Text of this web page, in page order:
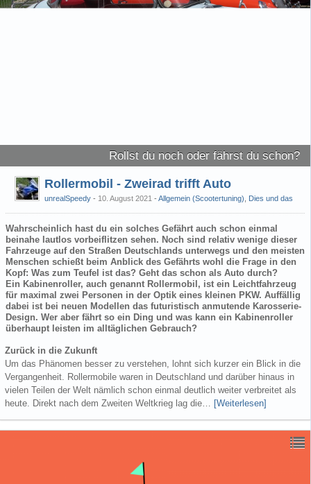
Rollst du noch oder fährst du schon?
Rollermobil - Zweirad trifft Auto
unrealSpeedy 10. August 2021 - Allgemein (Scootertuning) Dies und das
Wahrscheinlich hast du ein solches Gefährt auch schon einmal
beinahe lautlos vorbeiflitzen sehen. Noch sind relativ wenige dieser
Fahrzeuge auf den Straßen Deutschlands unterwegs und den meisten
Menschen schießt beim Anblick des Gefährts wohl die Frage in den
Kopf: Was zum Teufel ist das? Geht das schon als Auto durch?
Ein Kabinenroller, auch genannt Rollermobil, ist ein Leichtfahrzeug
für maximal zwei Personen in der Optik eines kleinen PKW. Auffällig
dabei ist bei neuen Modellen das futuristisch anmutende Karosserie-
Design. Wer aber fährt so ein Ding und was kann ein Kabinenroller
überhaupt leisten im alltäglichen Gebrauch?
Zurück in die Zukunft
Um das Phänomen besser zu verstehen, lohnt sich kurzer ein Blick in die
Vergangenheit. Rollermobile waren in Deutschland und darüber hinaus in
vielen Teilen der Welt nämlich schon einmal deutlich weiter verbreitet als
heute. Direkt nach dem Zweiten Weltkrieg lag die… [Weiterlesen]